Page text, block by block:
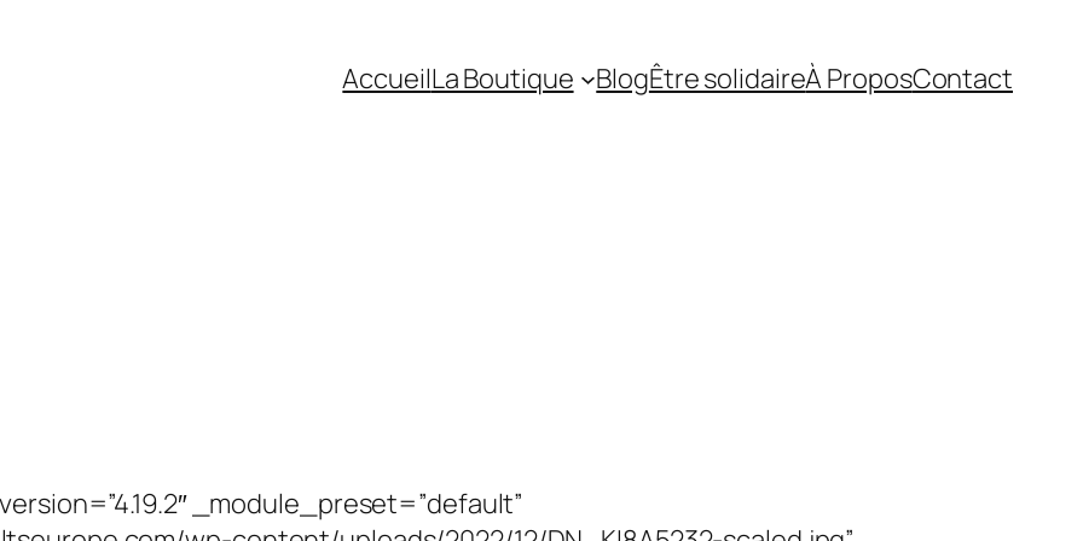
AccueilLa Boutique BlogÊtre solidaireÀ ProposContact
_module_preset=”default”